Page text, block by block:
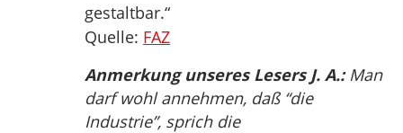
gestaltbar.“
Quelle: FAZ
Anmerkung unseres Lesers J. A.:Man
darf wohl annehmen, daß “die
Industrie”, sprich die